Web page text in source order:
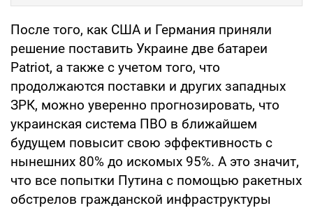
После того, как США и Германия приняли
решение поставить Украине две батареи
Patriot, а также с учетом того, что
продолжаются поставки и других западных
ЗРК, можно уверенно прогнозировать, что
украинская система ПВО в ближайшем
будущем повысит свою эффективность с
нынешних 80% до искомых 95%. А это значит,
что все попытки Путина с помощью ракетных
обстрелов гражданской инфраструктуры